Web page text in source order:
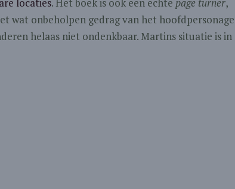
wat onbeholpen gedrag van het
helaas niet ondenkbaar. Martins situatie is in